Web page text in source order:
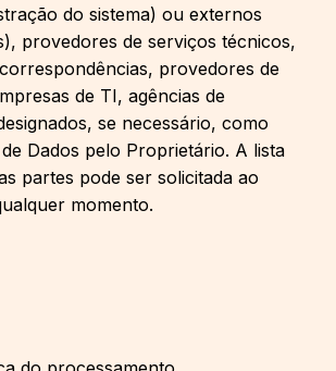
do sistema) ou externos
provedores de serviços técnicos,
provedores de
de TI, agências de
se necessário, como
Dados pelo Proprietário. A lista
partes pode ser solicitada ao
momento.